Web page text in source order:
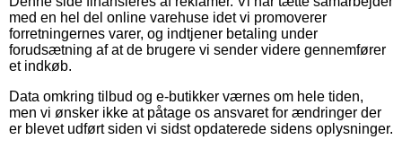
med en hel del online varehuse idet vi promoverer
forretningernes varer, og indtjener betaling under
forudsætning af at de brugere vi sender videre gennemfører
et indkøb.
Data omkring tilbud og e-butikker værnes om hele tiden,
men vi ønsker ikke at påtage os ansvaret for ændringer der
er blevet udført siden vi sidst opdaterede sidens oplysninger.